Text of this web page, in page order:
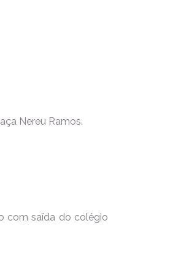
Nereu Ramos.
com saída do colégio